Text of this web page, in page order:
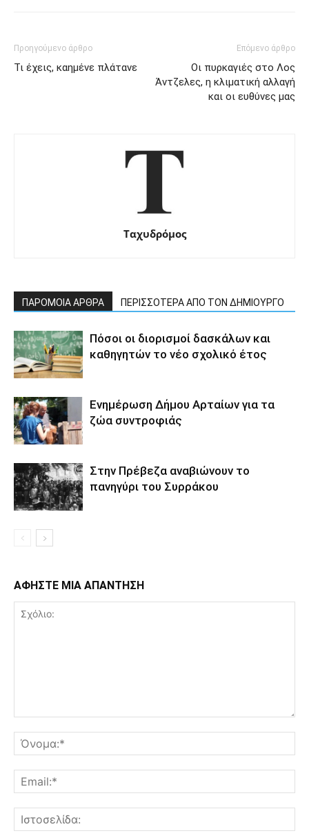
Προηγούμενο άρθρο
Τι έχεις, καημένε πλάτανε
Επόμενο άρθρο
Οι πυρκαγιές στο Λος
Άντζελες, η κλιματική αλλαγή
και οι ευθύνες μας
Ταχυδρόμος
ΠΑΡΟΜΟΙΑ ΑΡΘΡΑ ΠΕΡΙΣΣΟΤΕΡΑ ΑΠΟ ΤΟΝ ΔΗΜΙΟΥΡΓΟ
Πόσοι οι διορισμοί δασκάλων και
καθηγητών το νέο σχολικό έτος
Ενημέρωση Δήμου Αρταίων για τα
ζώα συντροφιάς
Στην Πρέβεζα αναβιώνουν το
πανηγύρι του Συρράκου
ΑΦΗΣΤΕ ΜΙΑ ΑΠΑΝΤΗΣΗ